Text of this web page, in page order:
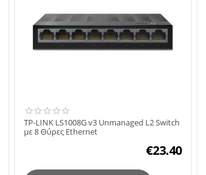
TP-LINK LS1008G v3 Unmanaged L2 Switch
με 8 Θύρες Ethernet
€23.40